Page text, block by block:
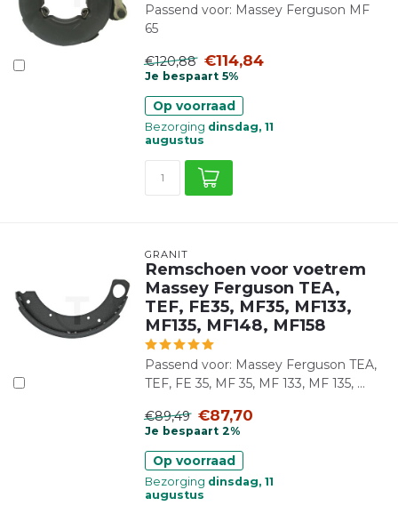
Passend voor: Massey Ferguson MF
65
€120,88 €114,84
Je bespaart 5%
Op voorraad
Bezorging dinsdag, 11
augustus
GRANIT
Remschoen voor voetrem
Massey Ferguson TEA,
TEF, FE35, MF35, MF133,
MF135, MF148, MF158
Passend voor: Massey Ferguson TEA,
TEF, FE 35, MF 35, MF 133, MF 135, ...
€89,49 €87,70
Je bespaart 2%
Op voorraad
Bezorging dinsdag, 11
augustus